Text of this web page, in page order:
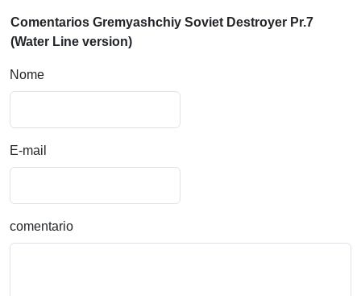
Comentarios Gremyashchiy Soviet Destroyer Pr.7
(Water Line version)
Nome
E-mail
comentario